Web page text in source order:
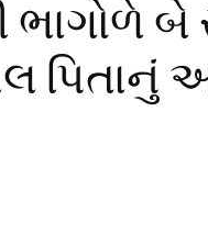
ભાગોળે
પિતાનું